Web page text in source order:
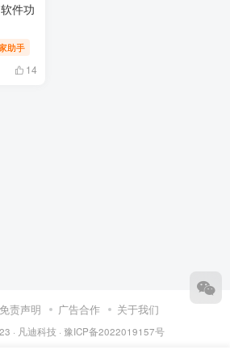
件功
助手
14
免责声明 广告合作 关于我们
· 凡迪科技 · 豫ICP备2022019157号